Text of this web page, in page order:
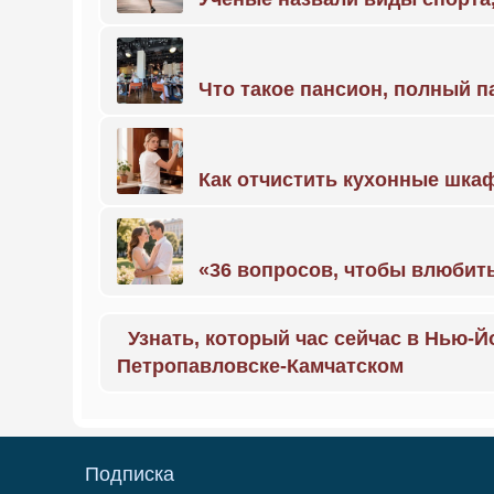
Что такое пансион, полный
Как отчистить кухонные
«36 вопросов, чтобы
Узнать, который час сейчас в Нью-
Петропавловске-Камчатском
Подписка